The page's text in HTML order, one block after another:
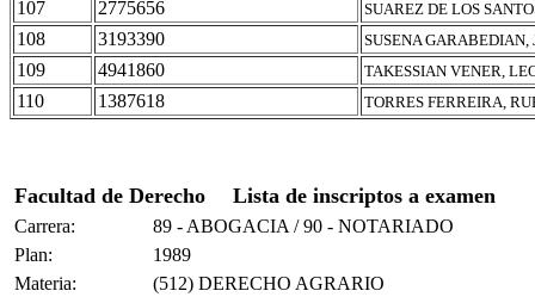
107 2775656 SUAREZ DE LOS
108 3193390 SUSENA GARABEDIAN,
109 4941860 TAKESSIAN VENER,
110 1387618 TORRES FERREIRA,
Facultad de Derecho Lista de inscriptos a examen
Carrera:
89 - ABOGACIA / 90 - NOTARIADO
Plan:
1989
Materia:
(512) DERECHO AGRARIO